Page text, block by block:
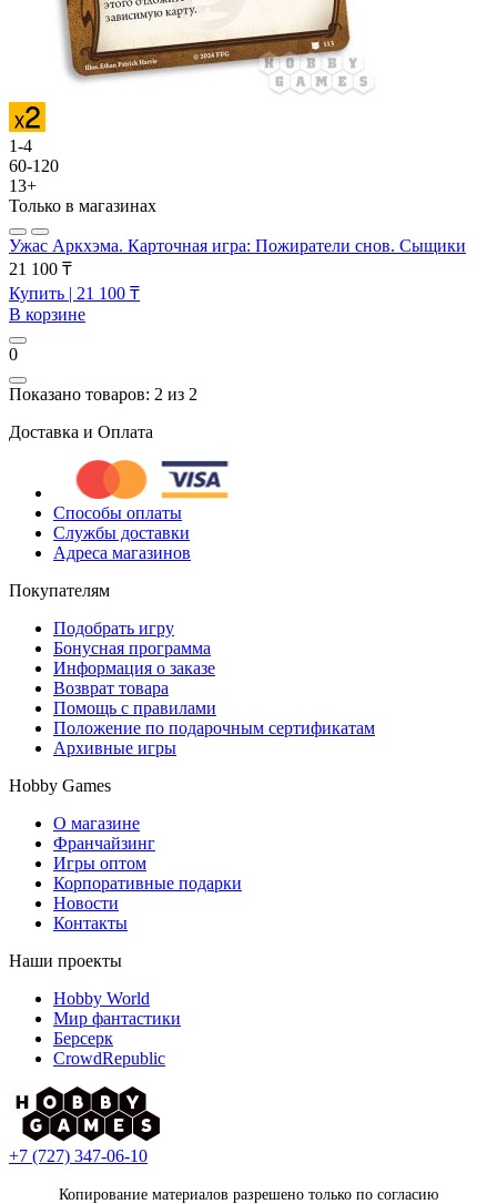
1-4
60-120
13+
Только в магазинах
Ужас Аркхэма. Карточная игра: Пожиратели снов. Сыщики
21 100 ₸
Купить | 21 100 ₸
В корзине
0
Показано товаров: 2 из 2
Доставка и Оплата
Способы оплаты
Службы доставки
Адреса магазинов
Покупателям
Подобрать игру
Бонусная программа
Информация о заказе
Возврат товара
Помощь с правилами
Положение по подарочным сертификатам
Архивные игры
Hobby Games
О магазине
Франчайзинг
Игры оптом
Корпоративные подарки
Новости
Контакты
Наши проекты
Hobby World
Мир фантастики
Берсерк
CrowdRepublic
+7 (727) 347-06-10
Копирование материалов разрешено только по согласию